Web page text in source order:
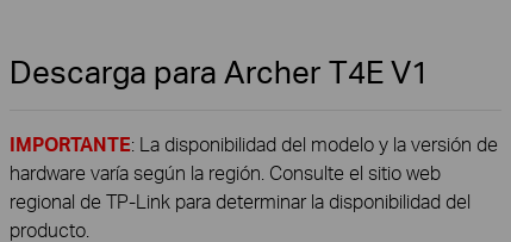
Descarga para Archer T4E V1
IMPORTANTE: La disponibilidad del modelo y la versión de
hardware varía según la región. Consulte el sitio web
regional de TP-Link para determinar la disponibilidad del
producto.